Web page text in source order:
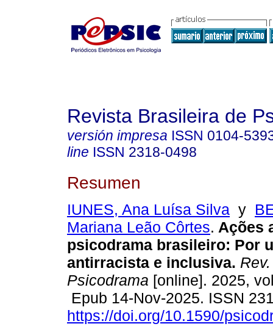
Revista Brasileira de
versión impresa ISSN 0104-
line ISSN 2318-0498
Resumen
IUNES, Ana Luísa Silva y
Mariana Leão Côrtes. Ações
psicodrama brasileiro: Por
antirracista e inclusiva.
Psicodrama [online]. 2025,
Epub 14-Nov-2025. ISSN
https://doi.org/10.1590/